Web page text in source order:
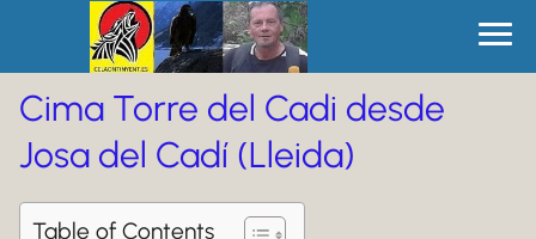
Cima Torre del Cadi desde
Josa del Cadí (Lleida)
Table of Contents